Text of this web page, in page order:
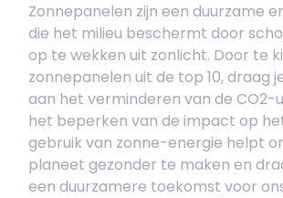
Zonnepanelen zijn een duurzame
die het milieu beschermt door
op te wekken uit zonlicht. Door te
zonnepanelen uit de top 10, draag
aan het verminderen van de CO2-
het beperken van de impact op
gebruik van zonne-energie helpt
planeet gezonder te maken en
een duurzamere toekomst voor